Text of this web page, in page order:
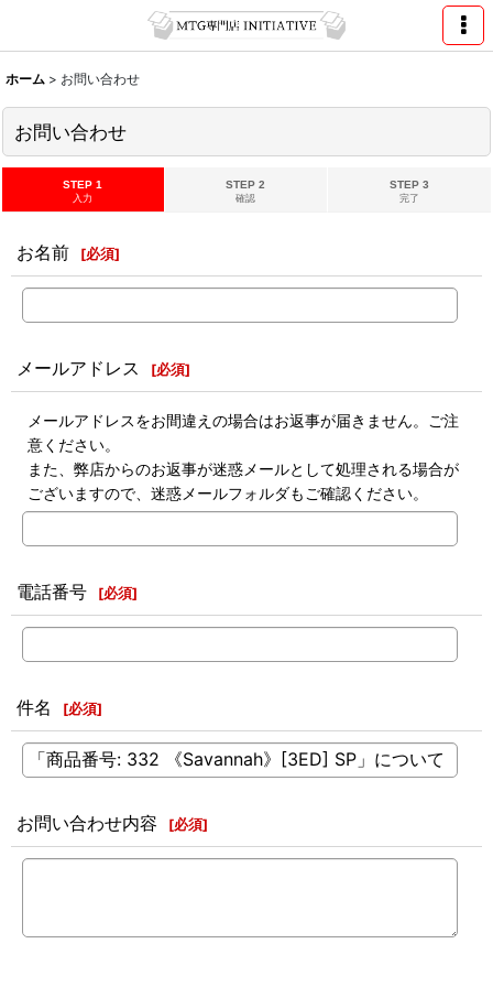
ホーム > お問い合わせ
お問い合わせ
STEP 1
入力
STEP 2
確認
STEP 3
完了
お名前 [必須]
メールアドレス [必須]
メールアドレスをお間違えの場合はお返事が届きません。ご注
意ください。
また、弊店からのお返事が迷惑メールとして処理される場合が
ございますので、迷惑メールフォルダもご確認ください。
電話番号 [必須]
件名 [必須]
お問い合わせ内容 [必須]